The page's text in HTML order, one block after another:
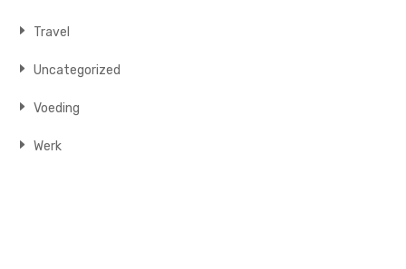
Travel
Uncategorized
Voeding
Werk